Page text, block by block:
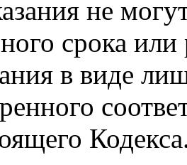
не
срока или
в виде